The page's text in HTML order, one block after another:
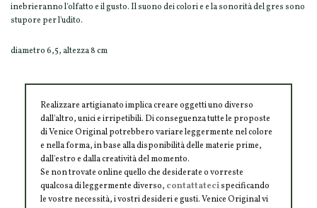
inebrieranno l'olfatto e il gusto. Il suono dei colori e e la sonorità del gres sono
stupore per l'udito.
diametro 6,5, altezza 8 cm
Realizzare artigianato implica creare oggetti uno diverso
dall'altro, unici e irripetibili. Di conseguenza tutte le proposte
di Venice Original potrebbero variare leggermente nel colore
e nella forma, in base alla disponibilità delle materie prime,
dall'estro e dalla creatività del momento.
Se non trovate online quello che desiderate o vorreste
qualcosa di leggermente diverso, contattatecispecificando
le vostre necessità, i vostri desideri e gusti. Venice Original vi